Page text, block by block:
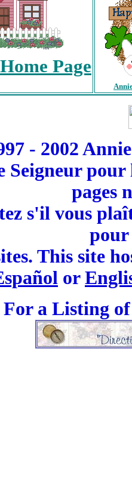
Page
- 2002
Seigneur pour
pages
s'il vous
pour
This site
or
For a Listing of